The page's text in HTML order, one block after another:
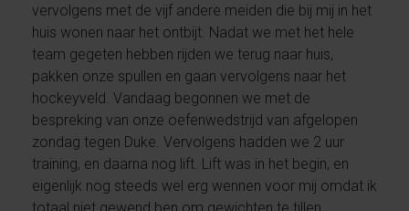
vervolgens met de vijf andere meiden die bij mij in het
huis wonen naar het ontbijt. Nadat we met het hele
team gegeten hebben rijden we terug naar huis,
pakken onze spullen en gaan vervolgens naar het
hockeyveld. Vandaag begonnen we met de
bespreking van onze oefenwedstrijd van afgelopen
zondag tegen Duke. Vervolgens hadden we 2 uur
training, en daarna nog lift. Lift was in het begin, en
eigenlijk nog steeds wel erg wennen voor mij omdat ik
totaal niet gewend ben om gewichten te tillen.